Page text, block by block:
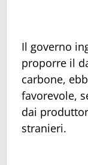
Il governo
proporre il
carbone,
favorevole,
dai
stranieri.